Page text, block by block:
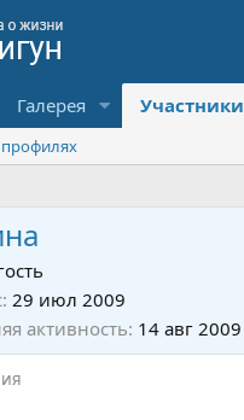
Галерея Участники
29 июл 2009
активность 14 авг 2009